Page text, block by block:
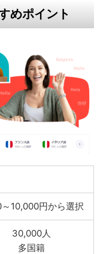
めポイント
～10,000円から選択
30,000人
多国籍